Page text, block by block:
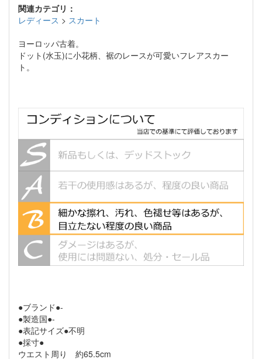
関連カテゴリ：
レディース > スカート
ヨーロッパ古着。
ドット(水玉)に小花柄、裾のレースが可愛いフレアスカー
ト。
●ブランド●-
●製造国●-
●表記サイズ●不明
●採寸●
ウエスト周り 約65.5cm